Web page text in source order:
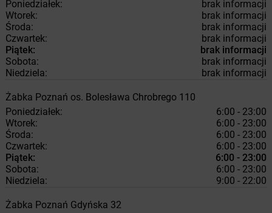
Poniedziałek:
brak informacji
Wtorek:
brak informacji
Środa:
brak informacji
Czwartek:
brak informacji
Piątek:
brak informacji
Sobota:
brak informacji
Niedziela:
brak informacji
Żabka Poznań os. Bolesława Chrobrego 110
Poniedziałek:
6:00 - 23:00
Wtorek:
6:00 - 23:00
Środa:
6:00 - 23:00
Czwartek:
6:00 - 23:00
Piątek:
6:00 - 23:00
Sobota:
6:00 - 23:00
Niedziela:
9:00 - 22:00
Żabka Poznań Gdyńska 32